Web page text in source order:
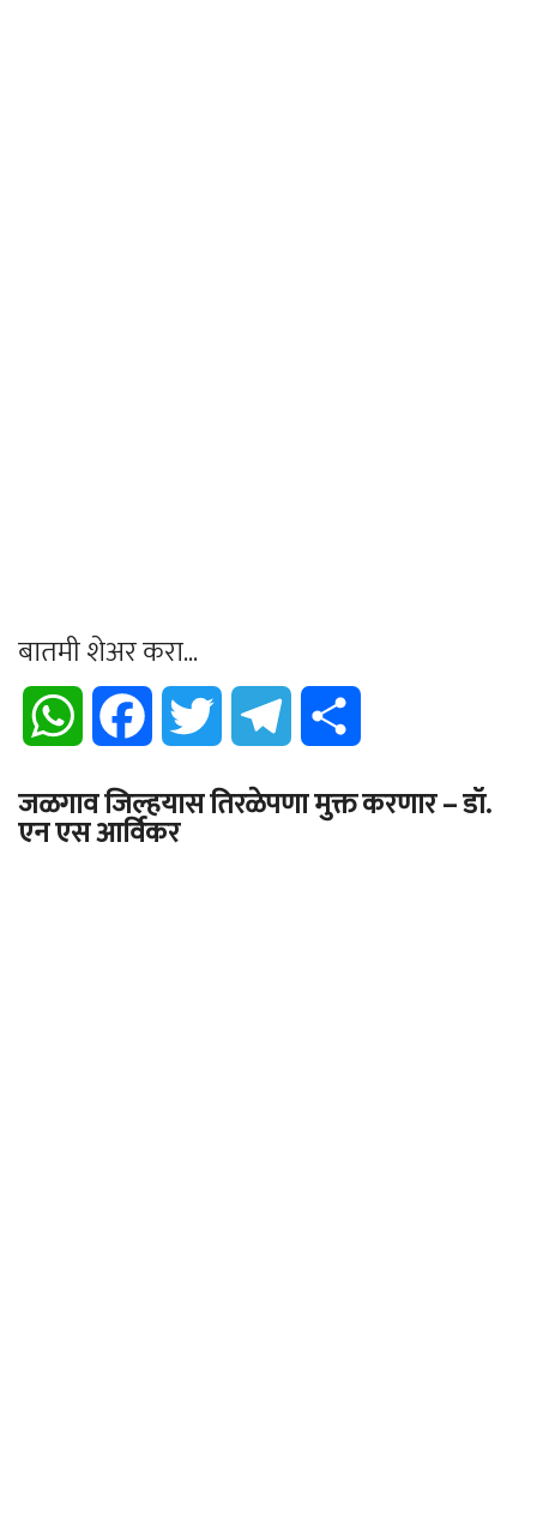
बातमी शेअर करा...
WhatsApp Facebook Twitter Telegram
जळगाव जिल्हयास तिरळेपणा मुक्त करणार – डॉ.
एन एस आर्विकर